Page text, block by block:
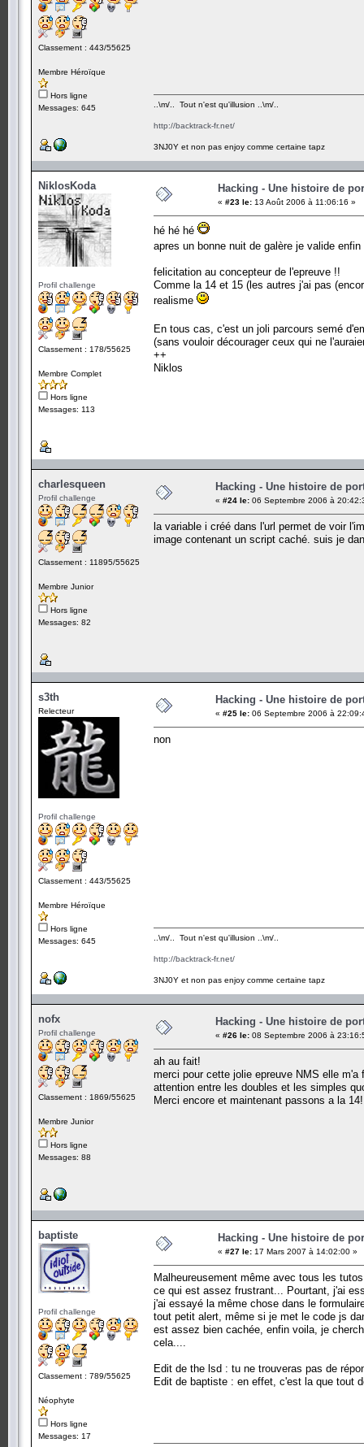
Classement : 443/55625
Membre Héroïque
Hors ligne
Messages: 645
..\m/.. Tout n'est qu'illusion ..\m/..
http://backtrack-fr.net/
3NJ0Y et non pas enjoy comme certaine tapz
NiklosKoda
Profil challenge
Classement : 178/55625
Membre Complet
Hors ligne
Messages: 113
Hacking - Une histoire de
« #23 le: 13 Août 2006 à 11:06:16 »
hé hé hé
apres un bonne nuit de galère je valide enfin
felicitation au concepteur de l'epreuve !!
Comme la 14 et 15 (les autres j'ai pas
realisme
En tous cas, c'est un joli parcours semé
(sans vouloir décourager ceux qui ne
++
Niklos
charlesqueen
Profil challenge
Classement : 11895/55625
Membre Junior
Hors ligne
Messages: 82
Hacking - Une histoire de
« #24 le: 06 Septembre 2006 à
la variable i créé dans l'url permet de voir
image contenant un script caché. suis je
s3th
Relecteur
Profil challenge
Classement : 443/55625
Membre Héroïque
Hors ligne
Messages: 645
Hacking - Une histoire de
« #25 le: 06 Septembre 2006 à
non
..\m/.. Tout n'est qu'illusion ..\m/..
http://backtrack-fr.net/
3NJ0Y et non pas enjoy comme certaine tapz
nofx
Profil challenge
Classement : 1869/55625
Membre Junior
Hors ligne
Messages: 88
Hacking - Une histoire de
« #26 le: 08 Septembre 2006 à
ah au fait!
merci pour cette jolie epreuve NMS elle
attention entre les doubles et les simples
Merci encore et maintenant passons a la 14!
baptiste
Profil challenge
Classement : 789/55625
Néophyte
Hors ligne
Messages: 17
Hacking - Une histoire de
« #27 le: 17 Mars 2007 à 14:02:00 »
Malheureusement même avec tous les
ce qui est assez frustrant... Pourtant, j'ai
j'ai essayé la même chose dans le
tout petit alert, même si je met le code js
est assez bien cachée, enfin voila, je
cela....
Edit de the lsd : tu ne trouveras pas de
Edit de baptiste : en effet, c'est la que tout